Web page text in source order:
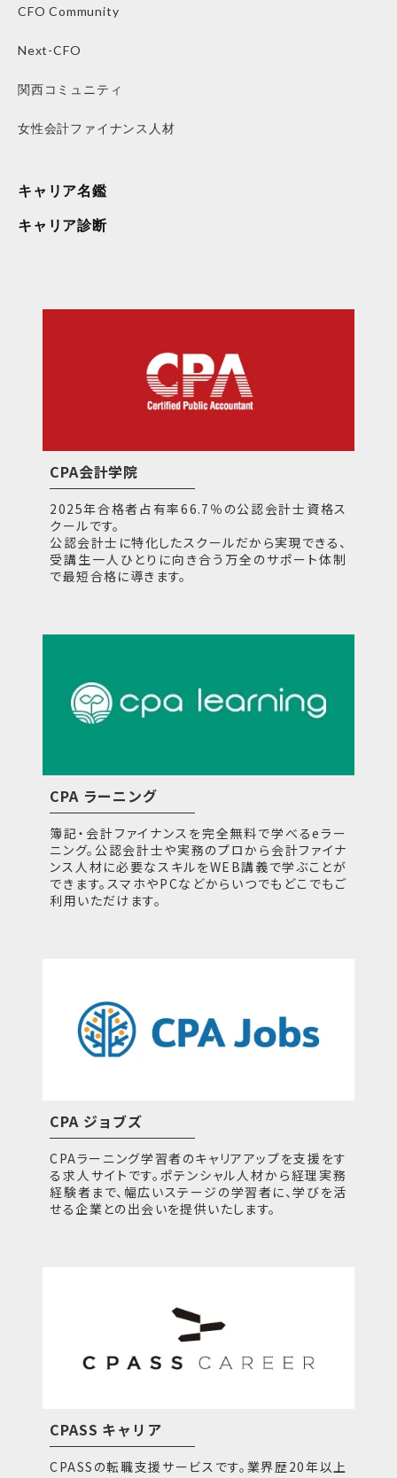
CFO Community
Next-CFO
関西コミュニティ
女性会計ファイナンス人材
キャリア名鑑
キャリア診断
CPA会計学院
2025年合格者占有率66.7％の公認会計士資格ス
クールです。
公認会計士に特化したスクールだから実現できる、
受講生一人ひとりに向き合う万全のサポート体制
で最短合格に導きます。
CPA ラーニング
簿記・会計ファイナンスを完全無料で学べるeラー
ニング。公認会計士や実務のプロから会計ファイナ
ンス人材に必要なスキルをWEB講義で学ぶことが
できます。スマホやPCなどからいつでもどこでもご
利用いただけます。
CPA ジョブズ
CPAラーニング学習者のキャリアアップを支援をす
る求人サイトです。ポテンシャル人材から経理実務
経験者まで、幅広いステージの学習者に、学びを活
せる企業との出会いを提供いたします。
CPASS キャリア
CPASSの転職支援サービスです。業界歴20年以上